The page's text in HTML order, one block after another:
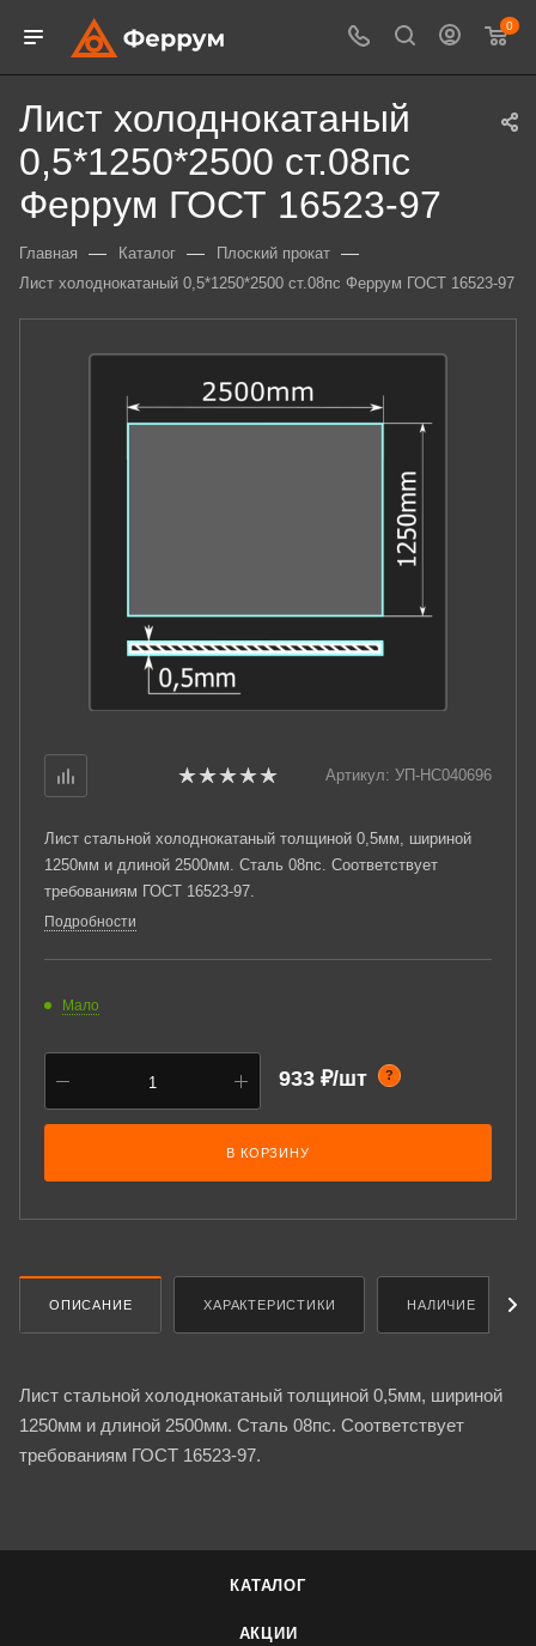
0
Лист холоднокатаный
0,5*1250*2500 ст.08пс
Феррум ГОСТ 16523-97
Главная — Каталог — Плоский прокат —
Лист холоднокатаный 0,5*1250*2500 ст.08пс Феррум ГОСТ 16523-97
Артикул: УП-НС040696
Лист стальной холоднокатаный толщиной 0,5мм, шириной
1250мм и длиной 2500мм. Сталь 08пс. Соответствует
требованиям ГОСТ 16523-97.
Подробности
Мало
933 ₽/шт ?
В КОРЗИНУ
ОПИСАНИЕ ХАРАКТЕРИСТИКИ НАЛИЧИЕ
Лист стальной холоднокатаный толщиной 0,5мм, шириной
1250мм и длиной 2500мм. Сталь 08пс. Соответствует
требованиям ГОСТ 16523-97.
КАТАЛОГ
АКЦИИ